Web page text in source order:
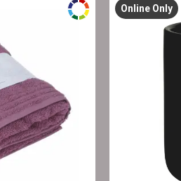
Online Only